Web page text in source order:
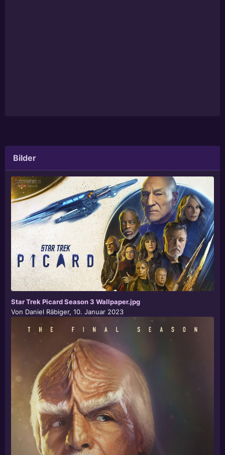
Bilder
Star Trek Picard Season 3 Wallpaper.jpg
Von Daniel Räbiger, 10. Januar 2023